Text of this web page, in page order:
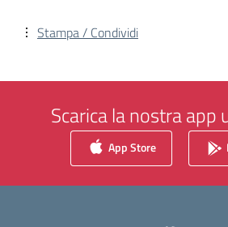
Stampa / Condividi
Scarica la nostra app
App Store